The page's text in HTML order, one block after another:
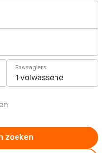
Passagiers
1 volwassene
zoeken